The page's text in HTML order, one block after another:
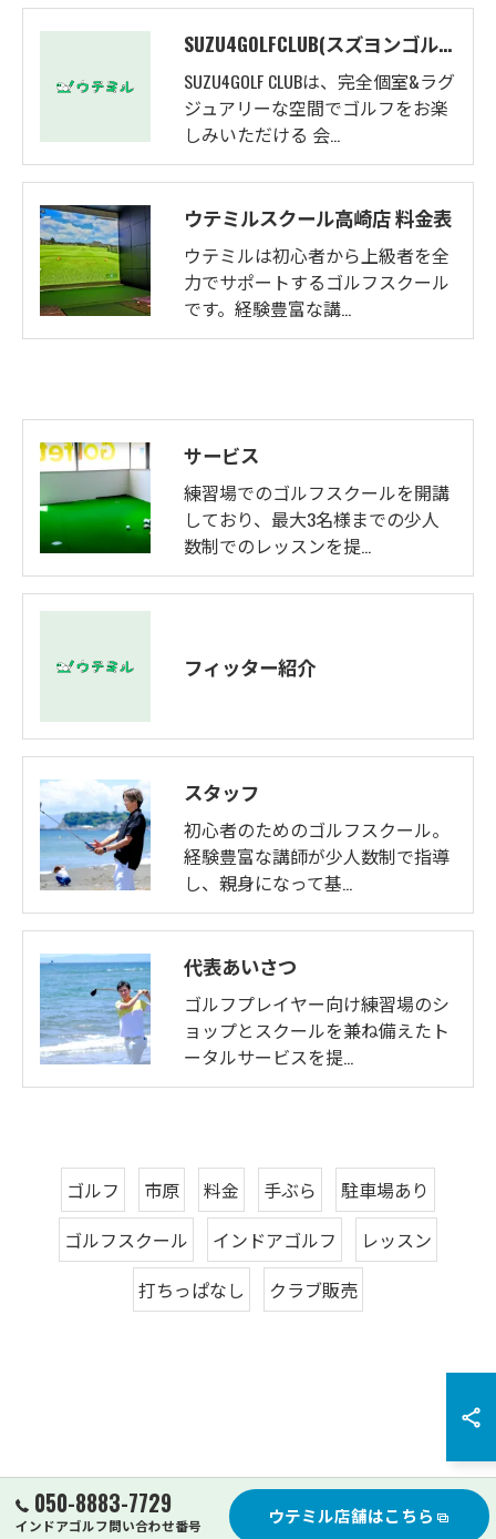
SUZU4GOLFCLUB(スズヨンゴルフクラブ)料金表
SUZU4GOLF CLUBは、完全個室&ラグ
ジュアリーな空間でゴルフをお楽
しみいただける 会…
ウテミルスクール高崎店 料金表
ウテミルは初心者から上級者を全
力でサポートするゴルフスクール
です。経験豊富な講…
サービス
練習場でのゴルフスクールを開講
しており、最大3名様までの少人
数制でのレッスンを提…
フィッター紹介
スタッフ
初心者のためのゴルフスクール。
経験豊富な講師が少人数制で指導
し、親身になって基…
代表あいさつ
ゴルフプレイヤー向け練習場のシ
ョップとスクールを兼ね備えたト
ータルサービスを提…
ゴルフ 市原 料金 手ぶら
駐車場あり
ゴルフスクール
インドアゴルフ
レッスン
打ちっぱなし
クラブ販売
050-8883-7729
インドアゴルフ問い合わせ番号 ウテミル店舗はこちら